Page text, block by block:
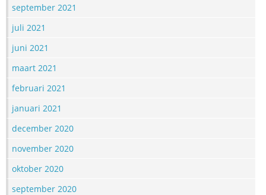
september 2021
juli 2021
juni 2021
maart 2021
februari 2021
januari 2021
december 2020
november 2020
oktober 2020
september 2020